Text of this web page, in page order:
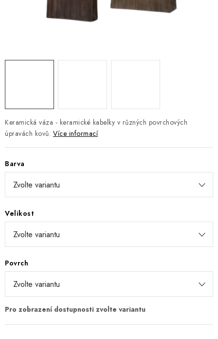
Keramická váza - keramické kabelky v různých povrchových
úpravách kovů. Více informací
Barva
Velikost
Povrch